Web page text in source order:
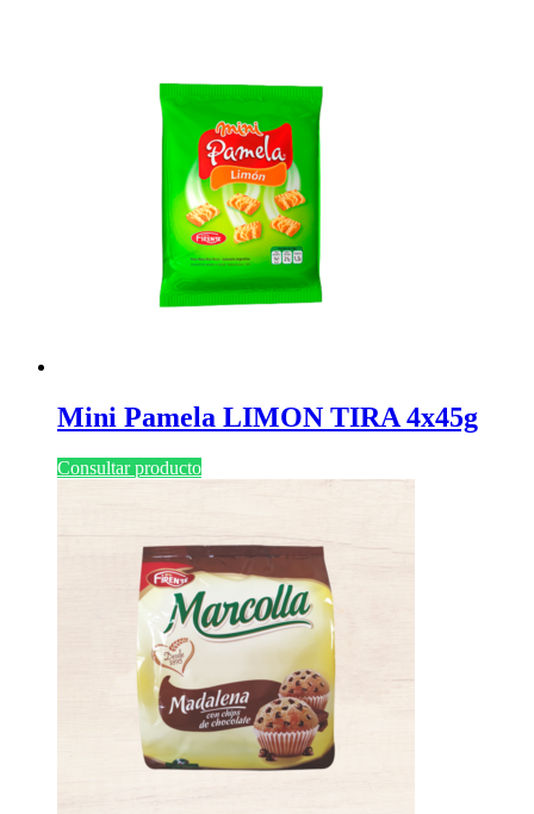
Mini Pamela LIMON TIRA 4x45g
Consultar producto